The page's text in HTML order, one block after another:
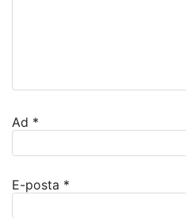
Ad *
E-posta *